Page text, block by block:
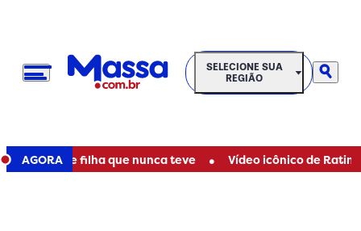
SELECIONE SUA REGIÃO
SELECIONE SUA
REGIÃO
AGORA
mãe de filha que nunca teve • Vídeo icônico de Ratinho